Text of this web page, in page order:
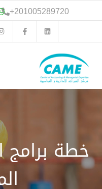
انتقل
إلى 201005289720
+
خطة برامج